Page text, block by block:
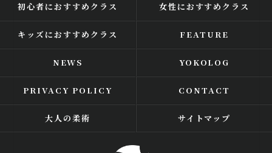
初心者におすすめクラス 女性におすすめクラス
キッズにおすすめクラス FEATURE
NEWS YOKOLOG
PRIVACY POLICY CONTACT
大人の柔術 サイトマップ